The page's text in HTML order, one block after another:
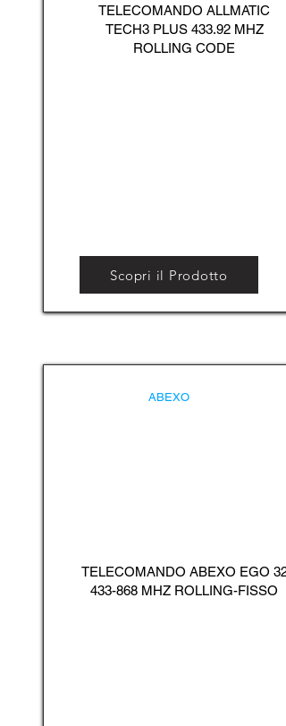
TELECOMANDO ALLMATIC
TECH3 PLUS 433.92 MHZ
ROLLING CODE
Scopri il Prodotto
ABEXO
TELECOMANDO ABEXO EGO 32
433-868 MHZ ROLLING-FISSO